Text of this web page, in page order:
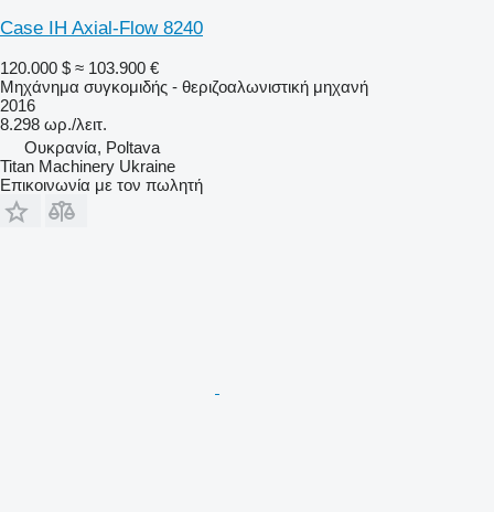
Case IH Axial-Flow 8240
120.000 $ ≈ 103.900 €
Μηχάνημα συγκομιδής - θεριζοαλωνιστική μηχανή
2016
8.298 ωρ./λειτ.
Ουκρανία, Poltava
Titan Machinery Ukraine
Επικοινωνία με τον πωλητή